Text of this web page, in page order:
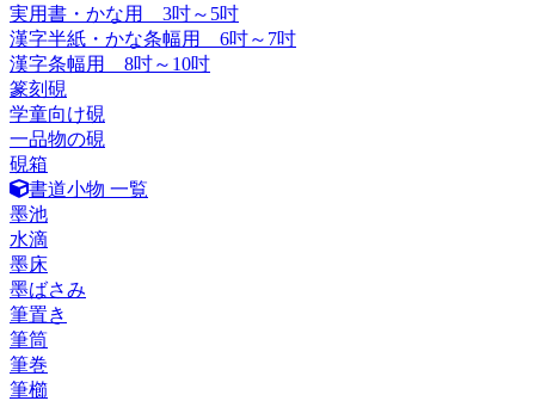
実用書・かな用 3吋～5吋
漢字半紙・かな条幅用 6吋～7吋
漢字条幅用 8吋～10吋
篆刻硯
学童向け硯
一品物の硯
硯箱
書道小物 一覧
墨池
水滴
墨床
墨ばさみ
筆置き
筆筒
筆巻
筆櫛